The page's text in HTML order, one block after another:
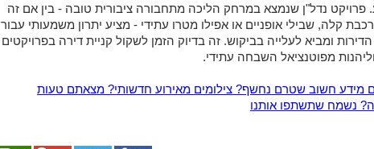
פרויקט נדל"ן שנמצא במרחק הליכה מתחבורה ציבורית טובה - בין אם זה
קלה, שבילי אופניים או אפילו מטרו עתידי - מציע יתרון משמעותי עבור
הדירות ומביא לעלייה בביקוש. זה בדיוק הזמן לשקול קניית דירה בפרויקטים
מפוטנציאל השבחה עתידי.
מידע חשוב שטרם נחשף? צילומים מאירוע חדשותי? מצאתם טעות
נשמח שתשתפו אותנו